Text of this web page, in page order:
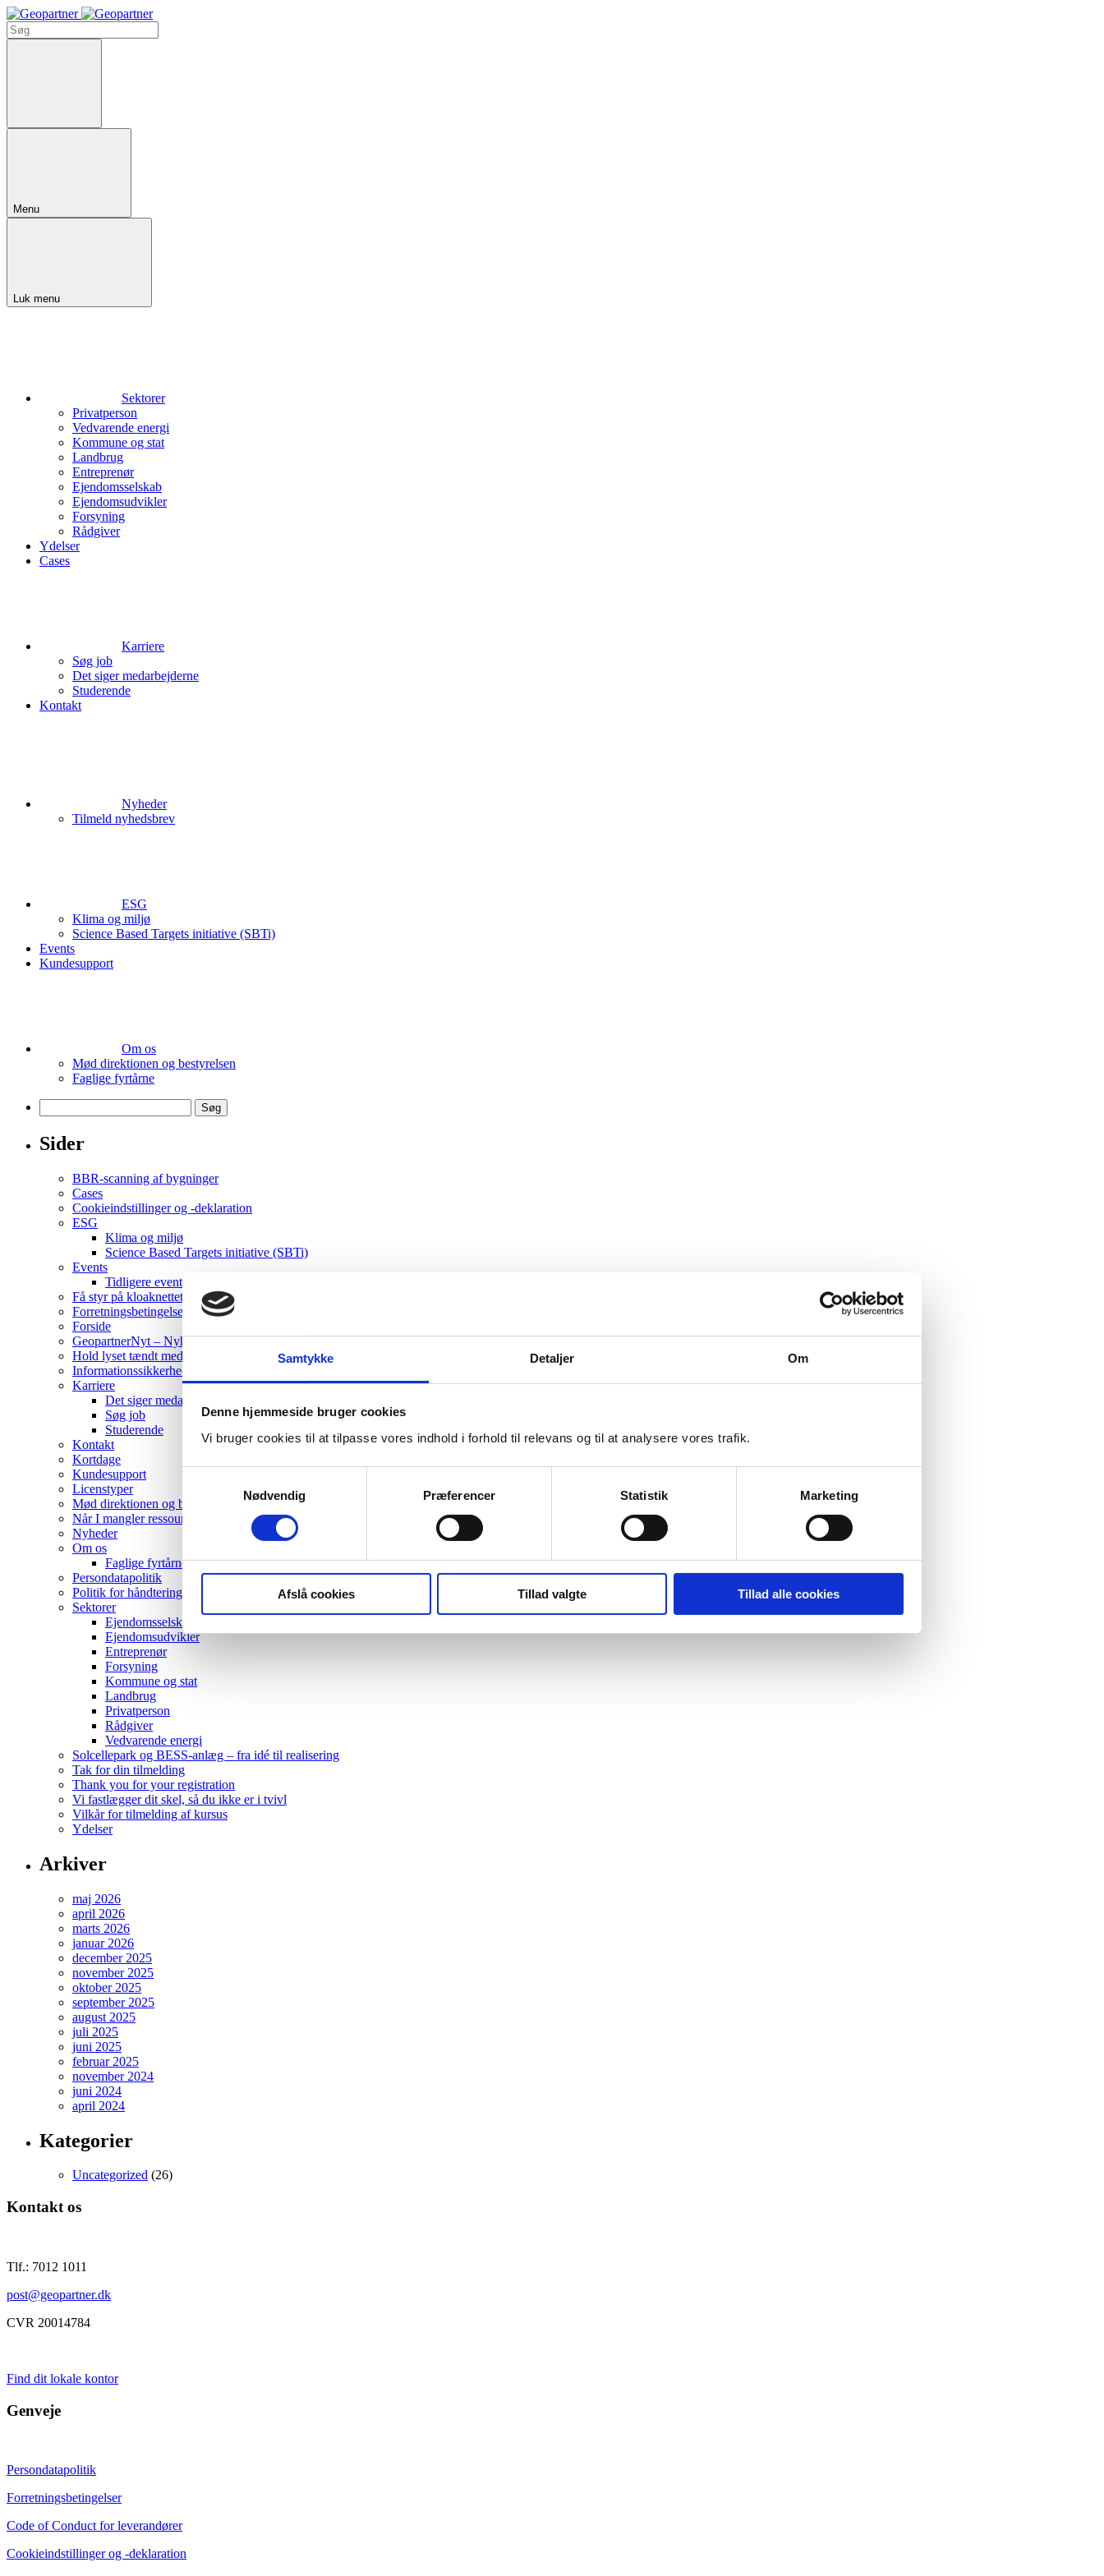
Samtykke Detaljer Om
Denne hjemmeside bruger cookies
Vi bruger cookies til at tilpasse vores indhold i forhold til relevans og til at analysere vores trafik.
Nødvendig
Præferencer Statistik Marketing
Afslå cookies Tillad valgte Tillad alle cookies
Menu
Luk menu
Sektorer
Privatperson
Vedvarende energi
Kommune og stat
Landbrug
Entreprenør
Ejendomsselskab
Ejendomsudvikler
Forsyning
Rådgiver
Ydelser
Cases
Karriere
Søg job
Det siger medarbejderne
Studerende
Kontakt
Nyheder
Tilmeld nyhedsbrev
ESG
Klima og miljø
Science Based Targets initiative (SBTi)
Events
Kundesupport
Om os
Mød direktionen og bestyrelsen
Faglige fyrtårne
efter:
Sider
BBR-scanning af bygninger
Cases
Cookieindstillinger og -deklaration
ESG
Klima og miljø
Science Based Targets initiative (SBTi)
Events
Tidligere events
Få styr på kloaknettet i jeres boligforening
Forretningsbetingelser
Forside
GeopartnerNyt – Nyhedsbrev
Hold lyset tændt med Geopartner
Informationssikkerhed – NIS 2
Karriere
Det siger medarbejderne
Søg job
Studerende
Kontakt
Kortdage
Kundesupport
Licenstyper
Mød direktionen og bestyrelsen
Når I mangler ressourcer – træder vi til
Nyheder
Om os
Faglige fyrtårne
Persondatapolitik
Politik for håndtering af jobansøgninger
Sektorer
Ejendomsselskab
Ejendomsudvikler
Entreprenør
Forsyning
Kommune og stat
Landbrug
Privatperson
Rådgiver
Vedvarende energi
Solcellepark og BESS-anlæg – fra idé til realisering
Tak for din tilmelding
Thank you for your registration
Vi fastlægger dit skel, så du ikke er i tvivl
Vilkår for tilmelding af kursus
Ydelser
Arkiver
maj 2026
april 2026
marts 2026
januar 2026
december 2025
november 2025
oktober 2025
september 2025
august 2025
juli 2025
juni 2025
februar 2025
november 2024
juni 2024
april 2024
Kategorier
Uncategorized (26)
Kontakt os
Tlf.: 7012 1011
post@geopartner.dk
CVR 20014784
Find dit lokale kontor
Genveje
Persondatapolitik
Forretningsbetingelser
Code of Conduct for leverandører
Cookieindstillinger og -deklaration